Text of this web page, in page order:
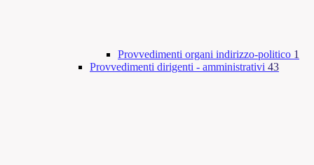
Provvedimenti organi indirizzo-politico 1
Provvedimenti dirigenti - amministrativi 43